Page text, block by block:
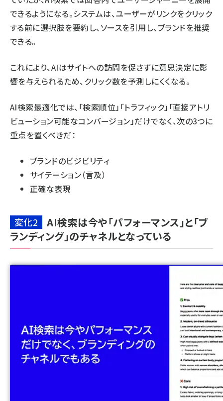
できるようになる。システムは、ユーザーがリンクをクリック
する前に選択肢を要約し、ソースを引用し、ブランドを推奨
できる。
これにより、AIはサイトへの訪問を促さずに意思決定に影
響を与えられるため、クリック数を予測しにくくなる。
AI検索最適化では、「検索順位」「トラフィック」「直接アトリ
ビューション可能なコンバージョン」だけでなく、次の3つに
重点を置くべきだ：
ブランドのビジビリティ
サイテーション（言及）
正確な表現
変化2
AI検索は今や「パフォーマンス」と「ブ
ランディング」のチャネルとなっている